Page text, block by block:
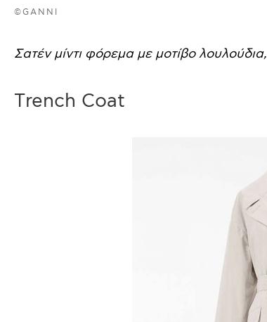
©GANNI
Σατέν μίντι φόρεμα με μοτίβο λουλούδια,
Τrench Coat